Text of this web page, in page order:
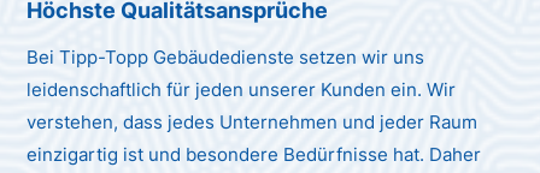
Höchste Qualitätsansprüche
Bei Tipp-Topp Gebäudedienste setzen wir uns
leidenschaftlich für jeden unserer Kunden ein. Wir
verstehen, dass jedes Unternehmen und jeder Raum
einzigartig ist und besondere Bedürfnisse hat. Daher